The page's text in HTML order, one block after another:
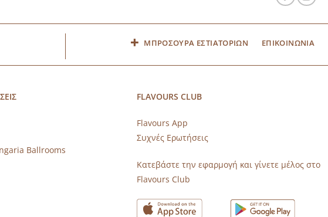
ΜΠΡΟΣΟΥΡΑ ΕΣΤΙΑΤΟΡΙΩΝ ΕΠΙΚΟΙΝΩΝΙΑ
Ballrooms
FLAVOURS CLUB
Flavours App
Συχνές Ερωτήσεις
Κατεβάστε την εφαρμογή και γίνετε μέλος στο
Flavours Club